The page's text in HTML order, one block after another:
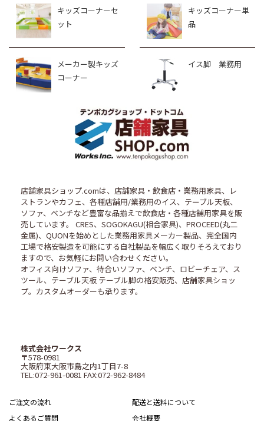
キッズコーナーセ
ット
キッズコーナー単
品
メーカー製キッズ
コーナー
イス脚 業務用
店舗家具ショップ.comは、店舗家具・飲食店・業務用家具、レ
ストランやカフェ、各種店舗用/業務用のイス、テーブル天板、
ソファ、ベンチなど豊富な品揃えで飲食店・各種店舗用家具を販
売しています。 CRES、SOGOKAGU(相合家具)、PROCEED(丸二
金属)、QUONを始めとした業務用家具メーカー製品、完全国内
工場で格安製造を可能にする自社製品を幅広く取りそろえており
ますので、お気軽にお問い合わせください。
オフィス向けソファ、待合いソファ、ベンチ、ロビーチェア、ス
ツール、テーブル天板 テーブル脚の格安販売、店舗家具ショッ
プ。カスタムオーダーも承ります。
株式会社ワークス
〒578-0981
大阪府東大阪市島之内1丁目7-8
TEL:072-961-0081 FAX:072-962-8484
ご注文の流れ
配送と送料について
よくあるご質問
会社概要